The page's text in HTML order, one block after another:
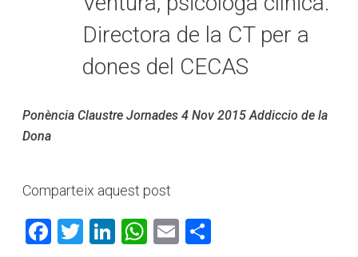
Directora de la CT per a
dones del CECAS
Ponència Claustre Jornades 4 Nov 2015 Addiccio de la
Dona
Comparteix aquest post
Facebook
TwitterLinkedIn
WhatsApp
Email